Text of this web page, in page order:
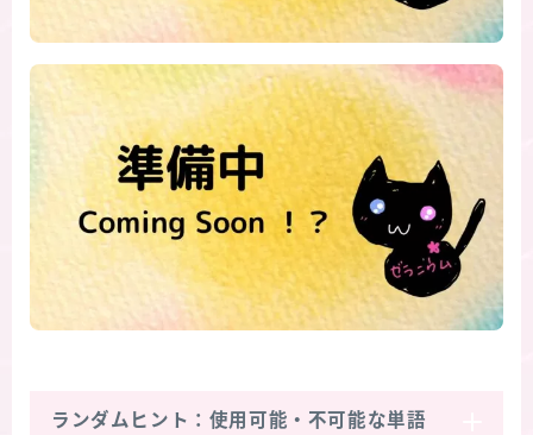
ランダムヒント：使用可能・不可能な単語